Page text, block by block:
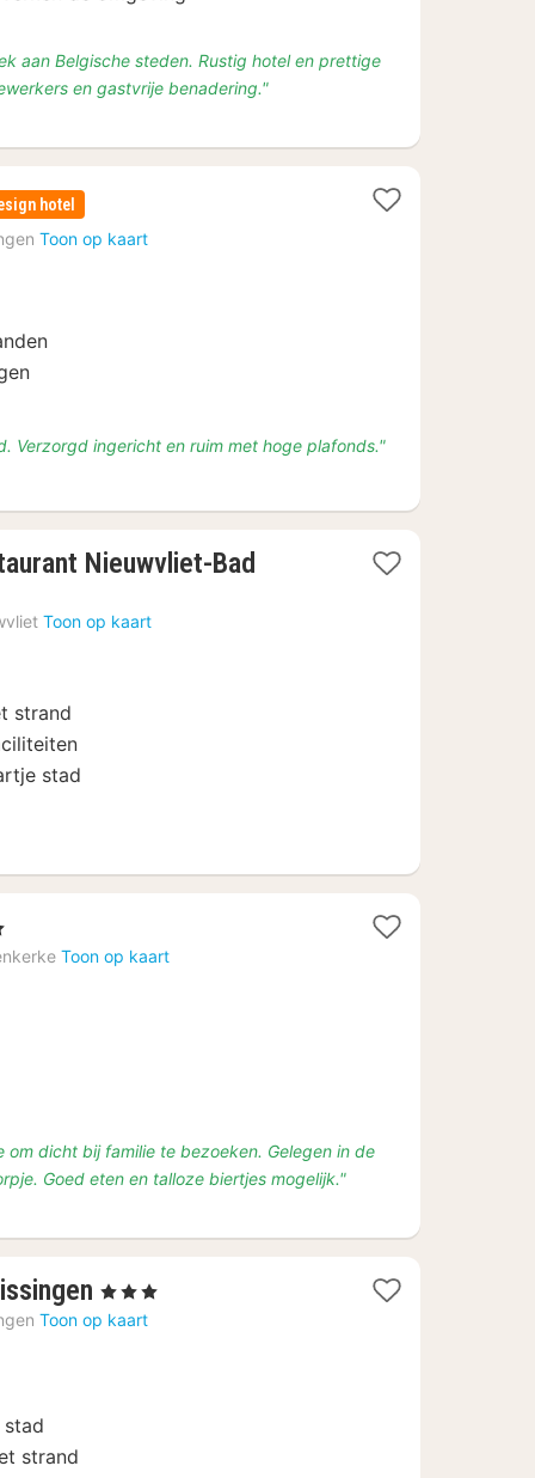
aan Belgische steden. Rustig hotel en prettige
en gastvrije benadering."
hotel
Toon op kaart
Verzorgd ingericht en ruim met hoge plafonds."
Nieuwvliet-Bad
Toon op kaart
strand
stad
Toon op kaart
om dicht bij familie te bezoeken. Gelegen in de
Goed eten en talloze biertjes mogelijk."
1
nacht
, 3 Sterren
Toon op kaart
stad
strand